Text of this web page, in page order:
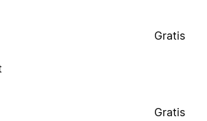
Gratis
Gratis